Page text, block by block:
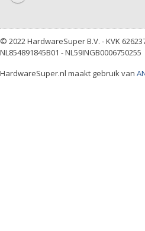
© 2022 HardwareSuper B.V. - KVK
NL854891845B01 - NL59INGB0006750255
HardwareSuper.nl maakt gebruik van